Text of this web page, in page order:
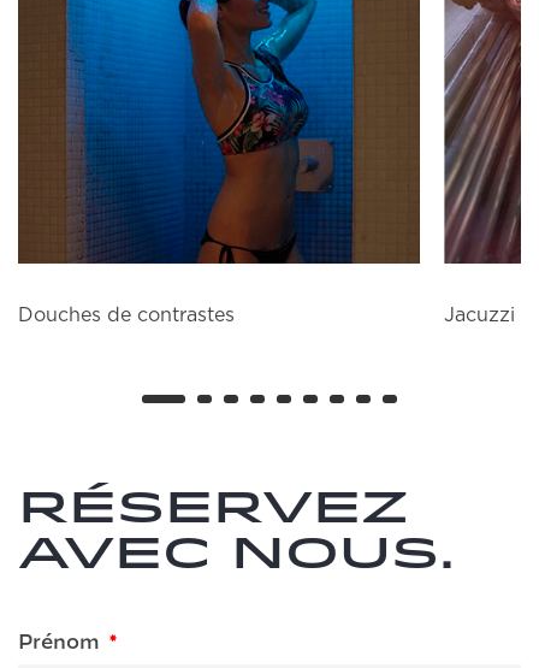
Douches de contrastes Jacuzzi
Réservez
avec nous.
Prénom